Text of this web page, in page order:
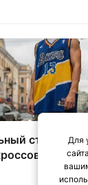
стиль:
в
Для